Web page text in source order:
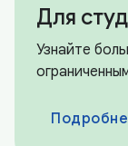
Для
Узнайте